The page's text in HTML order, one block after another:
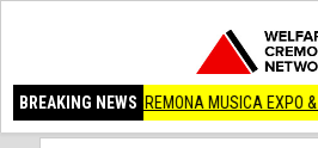
BREAKING NEWS
A CREMONA MUSICA EXPO & FESTIVAL 2026